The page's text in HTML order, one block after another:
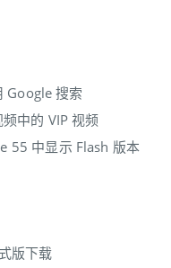
Google 搜索
中的 VIP 视频
55 中显示 Flash 版本
版下载